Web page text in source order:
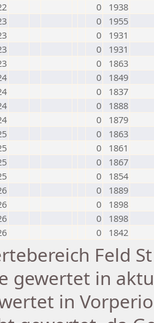
0
1938
0
1955
0
1931
0
1931
0
1863
0
1849
0
1837
0
1888
0
1879
0
1863
0
1861
0
1867
0
1854
0
1889
0
1898
0
1898
0 1842
Feld
gewertet in
in